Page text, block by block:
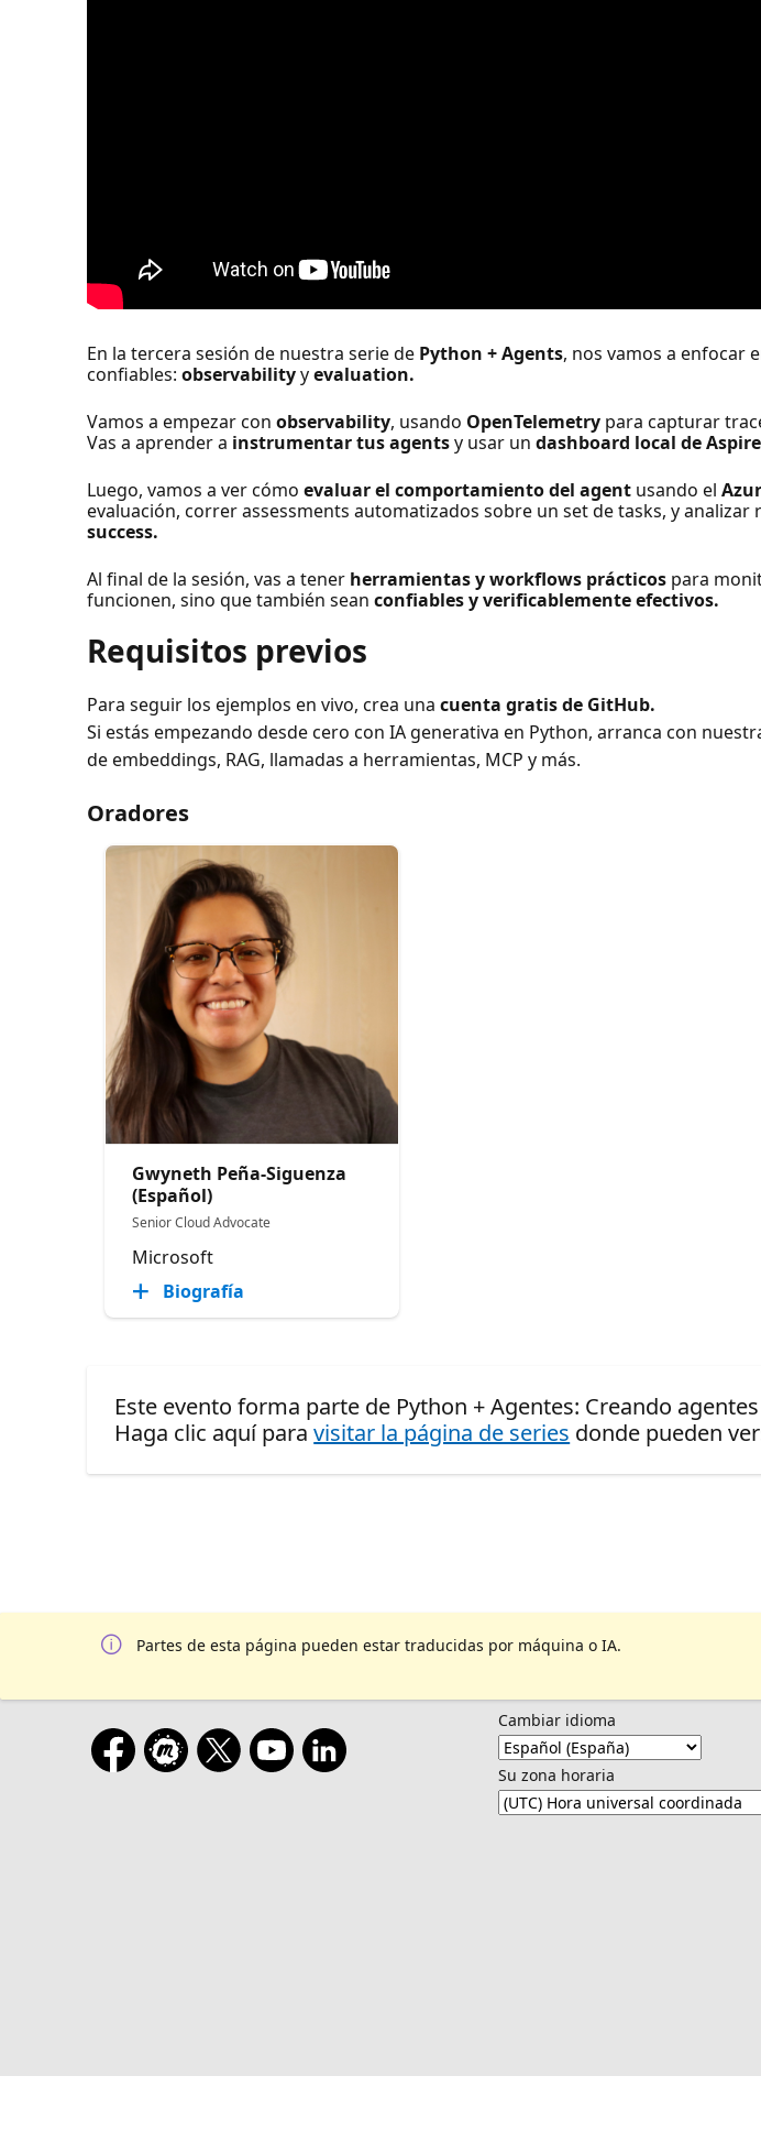
En la tercera sesión de nuestra serie de Python + Agents, nos vamos a enfocar
confiables:observabilityyevaluation.
Vamos a empezar conobservability, usando OpenTelemetry para capturar
Vas a aprender a instrumentar tus agentsy usar undashboard local de Aspire
Luego, vamos a ver cómoevaluar el comportamiento del agent usando el
evaluación, correr assessments automatizados sobre un set de tasks, y
success.
Al final de la sesión, vas a tener herramientas y workflows prácticos para
funcionen, sino que también seanconfiables y verificablemente efectivos.
Requisitos previos
Para seguir los ejemplos en vivo, crea unacuenta gratis de GitHub.
Si estás empezando desde cero con IA generativa en Python, arranca con
de embeddings, RAG, llamadas a herramientas, MCP y más.
Oradores
Gwyneth Peña-Siguenza
(Español)
Senior Cloud Advocate
Microsoft
Biografía
Este evento forma parte de Python + Agentes: Creando
Haga clic aquí paravisitar la página de series donde pueden
Partes de esta página pueden estar traducidas por máquina o IA.
Cambiar idioma
Su zona horaria